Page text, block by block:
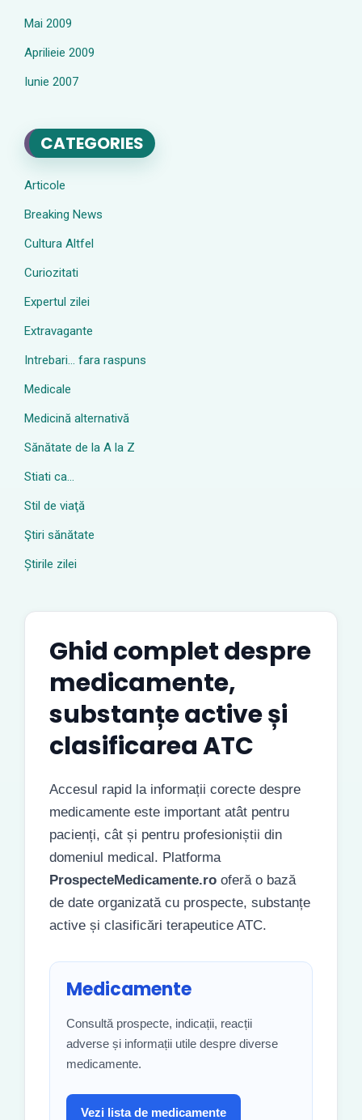
Mai 2009
Aprilieie 2009
Iunie 2007
CATEGORIES
Articole
Breaking News
Cultura Altfel
Curiozitati
Expertul zilei
Extravagante
Intrebari… fara raspuns
Medicale
Medicină alternativă
Sănătate de la A la Z
Stiati ca…
Stil de viaţă
Ştiri sănătate
Știrile zilei
Ghid complet despre
medicamente,
substanțe active și
clasificarea ATC
Accesul rapid la informații corecte despre
medicamente este important atât pentru
pacienți, cât și pentru profesioniștii din
domeniul medical. Platforma
ProspecteMedicamente.ro oferă o bază
de date organizată cu prospecte, substanțe
active și clasificări terapeutice ATC.
Medicamente
Consultă prospecte, indicații, reacții
adverse și informații utile despre diverse
medicamente.
Vezi lista de medicamente